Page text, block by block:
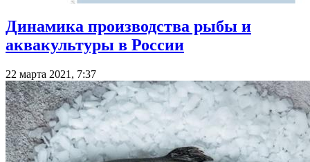
Динамика производства рыбы и
аквакультуры в России
22 марта 2021, 7:37